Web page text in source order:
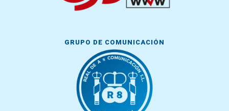
GRUPO DE COMUNICACIÓN